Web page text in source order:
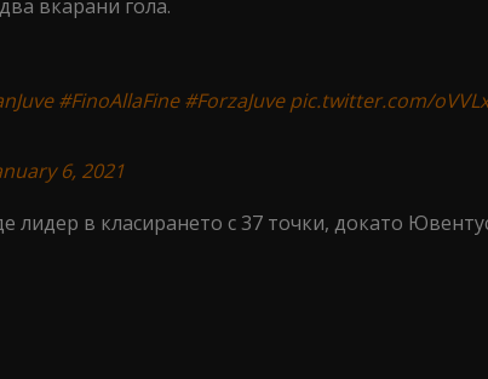
вкарани гола.
#FinoAllaFine #ForzaJuve pic.twitter.com/
6, 2021
в класирането с 37 точки, докато